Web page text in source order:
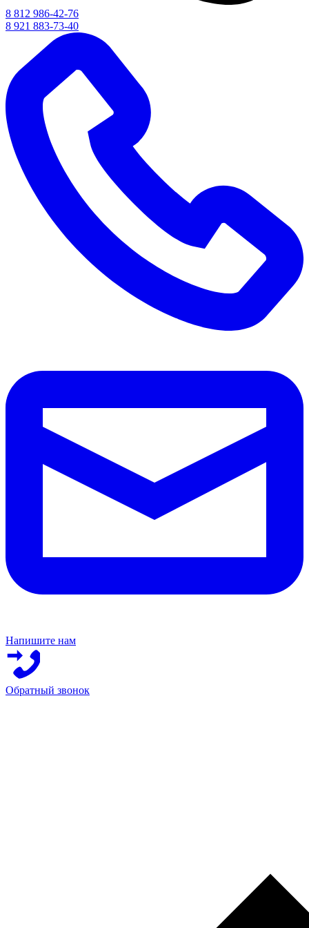
8 812 986-42-76
8 921 883-73-40
Напишите нам
Обратный звонок